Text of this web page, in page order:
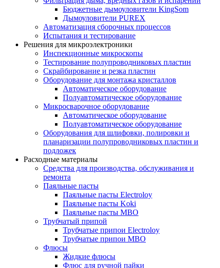
Бюджетные дымоуловители KingSom
Дымоуловители PUREX
Автоматизация сборочных процессов
Испытания и тестирование
Решения для микроэлектроники
Инспекционные микроскопы
Тестирование полупроводниковых пластин
Скрайбирование и резка пластин
Оборудование для монтажа кристаллов
Автоматическое оборудование
Полуавтоматическое оборудование
Микросварочное оборудование
Автоматическое оборудование
Полуавтоматическое оборудование
Оборудования для шлифовки, полировки и
планаризации полупроводниковых пластин и
подложек
Расходные материалы
Средства для производства, обслуживания и
ремонта
Паяльные пасты
Паяльные пасты Electroloy
Паяльные пасты Koki
Паяльные пасты MBO
Трубчатый припой
Трубчатые припои Electroloy
Трубчатые припои MBO
Флюсы
Жидкие флюсы
Флюс для ручной пайки